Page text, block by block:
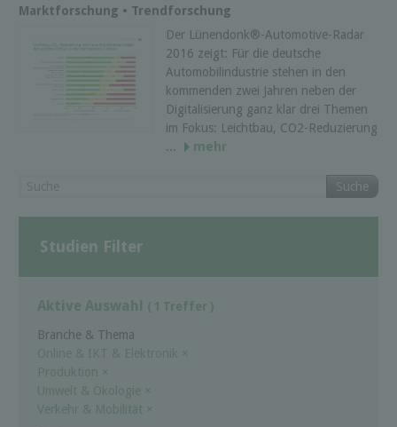
Marktforschung • Trendforschung
Der Lünendonk®-Automotive-Radar
2016 zeigt: Für die deutsche
Automobilindustrie stehen in den
kommenden zwei Jahren neben der
Digitalisierung ganz klar drei Themen
im Fokus: Leichtbau, CO2-Reduzierung
...
mehr
Suche
Studien Filter
Aktive Auswahl ( 1 Treffer )
Branche & Thema
Online & IKT & Elektronik ×
Produktion ×
Umwelt & Ökologie ×
Verkehr & Mobilität ×